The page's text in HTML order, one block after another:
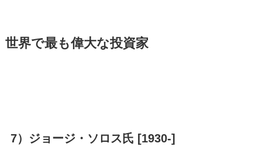
世界で最も偉大な投資家
7）ジョージ・ソロス氏 [1930-]